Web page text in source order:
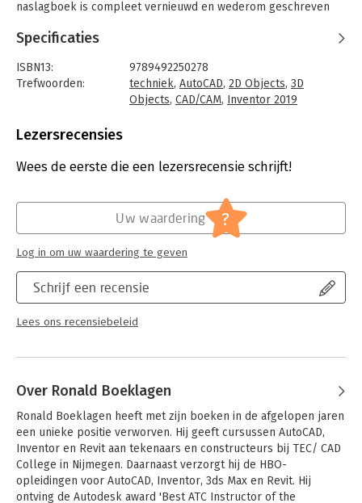
naslagboek is compleet vernieuwd en wederom geschreven
Door de sterke mix van theorie, geleide instructie en
oefeningen is het boek ideaal zelfstudiemateriaal. Het boek
leert u stapsgewijs alle tekentechnieken en bevat onmisbare
achtergrondinformatie. Naast de toepassing van Inventor legt
ontwerptechnieken als skeletmodellering waarmee u sneller
Het boek is opgebouwd uit tien delen:
- Deel 2. Schets (Eng.: sketch)
- Deel 3. 3D Vorm (Eng.: feature), met bv kunststoffen
- Deel 5. Uitwisselen
- Deel 6. Samenstelling (Eng.: assembly), met o.a. Lassen,
Frames en Lay-outs
- Deel 7. Plaatwerk (Eng.: sheet metal)
- Deel 8. Ontwerpen, Excel, iLogic (geheel vernieuwd!) en
- Deel 10. Diversen: Inventor Studio, Puntenwolk, 3D-Printen en
CAM, Shape Generator, Vault en de Installatie
Verschillende hoofdstukken zijn gegroepeerd in reeksen. Zo is
er de Variantenreeks voor klantspecifiek ontwerpen en de
Skeletreeks voor innovatief ontwerpen. De nieuwe
mogelijkheden van de laatste versies staan apart aangegeven
voor gebruikers die alleen willen updaten.
Specificaties
ISBN13:
9789492250278
Trefwoorden:
techniek, AutoCAD, 2D Objects, 3D
Objects, CAD/CAM, Inventor 2019
Bindwijze:
Uitgever:
TEC/CAD college
Hoofdrubriek:
IT-management / ICT
Serie:
Lezersrecensies
Wees de eerste die een lezersrecensie schrijft!
Schrijf een recensie
Lees ons recensiebeleid
Uw waardering ?
Log in om uw waardering te geven
Over Ronald Boeklagen
Ronald Boeklagen heeft met zijn boeken in de afgelopen jaren
een unieke positie verworven. Hij geeft cursussen AutoCAD,
Inventor en Revit aan tekenaars en constructeurs bij TEC/ CAD
College in Nijmegen. Daarnaast verzorgt hij de HBO-
opleidingen voor AutoCAD, Inventor, 3ds Max en Revit. Hij
ontving de Autodesk award 'Best ATC Instructor of the